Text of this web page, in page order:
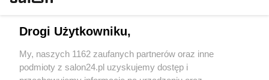
Sport
Społeczeństwo
Drogi Użytkowniku,
My, naszych 1162 zaufanych partnerów oraz inne
podmioty z salon24.pl uzyskujemy dostęp i